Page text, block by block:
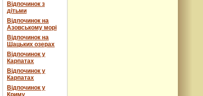
Відпочинок з
дітьми
Відпочинок на
Азовському морі
Відпочинок на
Шацьких озерах
Відпочинок у
Карпатах
Відпочинок у
Карпатах
Відпочинок у
Криму